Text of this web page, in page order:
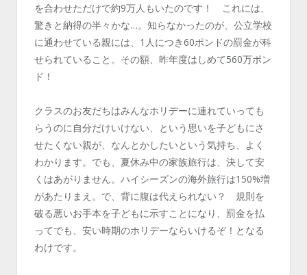
を合わせただけで約9万人もいたのです！ これには、
驚きと納得の半々かな…。知らなかったのが、公立学校
に通わせている親には、1人につき60ポンドの罰金が科
せられていること。その額、昨年度はしめて560万ポン
ド！
クラスのお友だちはみんなホリデーに連れていっても
らうのに自分だけいけない、という思いを子どもにさ
せたくない親が、なんとかしたいという気持ち、よく
わかります。でも、夏休み中の家族旅行は、決して安
くはあがりません。ハイシーズンの海外旅行は150%増
があたりまえ。で、背に腹は代えられない？ 規則を
破る悪いお手本を子どもに示すことになり、罰金を払
ってでも、安い時期のホリデーならいけるぞ！となる
わけです。